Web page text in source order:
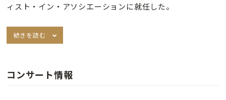
ィスト・イン・アソシエーションに就任した。
続きを読む
コンサート情報